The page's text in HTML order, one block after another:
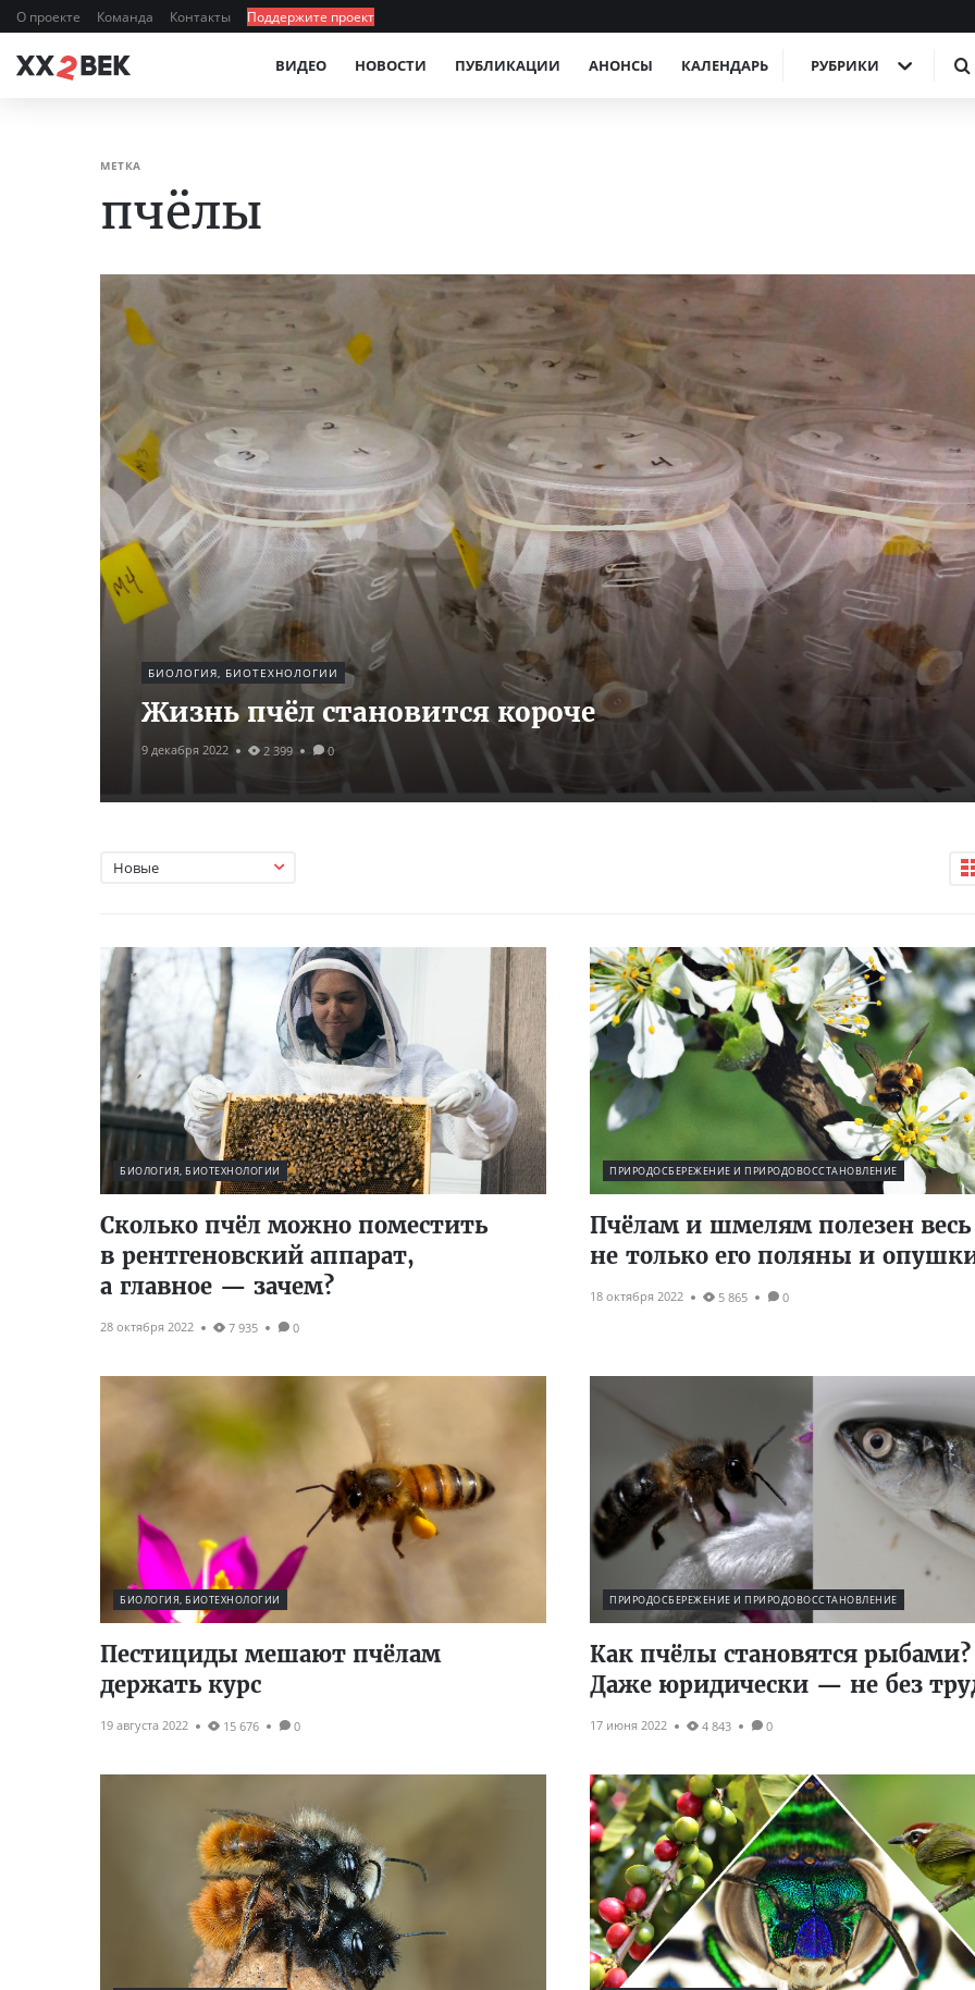
О проекте Команда Контакты Поддержите проект
ВИДЕО НОВОСТИ ПУБЛИКАЦИИ АНОНСЫ КАЛЕНДАРЬ РУБРИКИ
МЕТКА
пчёлы
БИОЛОГИЯ, БИОТЕХНОЛОГИИ
Жизнь пчёл становится короче
9 декабря 2022 2 399 0
Новые
БИОЛОГИЯ, БИОТЕХНОЛОГИИ
Сколько пчёл можно поместить
в рентгеновский аппарат,
а главное — зачем?
28 октября 2022 7 935 0
ПРИРОДОСБЕРЕЖЕНИЕ И ПРИРОДОВОССТАНОВЛЕНИЕ
Пчёлам и шмелям полезен весь
не только его поляны и
18 октября 2022 5 865 0
БИОЛОГИЯ, БИОТЕХНОЛОГИИ
Пестициды мешают пчёлам
держать курс
19 августа 2022 15 676 0
ПРИРОДОСБЕРЕЖЕНИЕ И ПРИРОДОВОССТАНОВЛЕНИЕ
Как пчёлы становятся рыбами?
Даже юридически — не без
17 июня 2022 4 843 0